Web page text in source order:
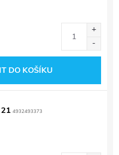
DO KOŠÍKU
4932493373